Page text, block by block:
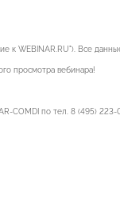
к WEBINAR.RU"). Все
просмотра вебинара!
COMDI по тел. 8 (495)